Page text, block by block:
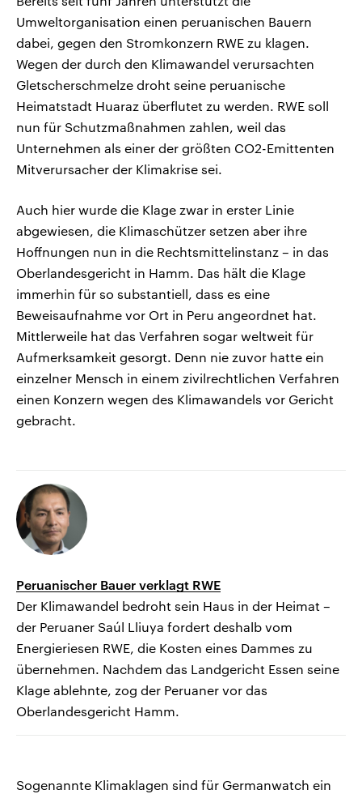
Umweltorganisation einen peruanischen Bauern
dabei, gegen den Stromkonzern RWE zu klagen.
Wegen der durch den Klimawandel verursachten
Gletscherschmelze droht seine peruanische
Heimatstadt Huaraz überflutet zu werden. RWE soll
nun für Schutzmaßnahmen zahlen, weil das
Unternehmen als einer der größten CO2-Emittenten
Mitverursacher der Klimakrise sei.
Auch hier wurde die Klage zwar in erster Linie
abgewiesen, die Klimaschützer setzen aber ihre
Hoffnungen nun in die Rechtsmittelinstanz – in das
Oberlandesgericht in Hamm. Das hält die Klage
immerhin für so substantiell, dass es eine
Beweisaufnahme vor Ort in Peru angeordnet hat.
Mittlerweile hat das Verfahren sogar weltweit für
Aufmerksamkeit gesorgt. Denn nie zuvor hatte ein
einzelner Mensch in einem zivilrechtlichen Verfahren
einen Konzern wegen des Klimawandels vor Gericht
gebracht.
Peruanischer Bauer verklagt RWE
Der Klimawandel bedroht sein Haus in der Heimat –
der Peruaner Saúl Lliuya fordert deshalb vom
Energieriesen RWE, die Kosten eines Dammes zu
übernehmen. Nachdem das Landgericht Essen seine
Klage ablehnte, zog der Peruaner vor das
Oberlandesgericht Hamm.
Sogenannte Klimaklagen sind für Germanwatch ein